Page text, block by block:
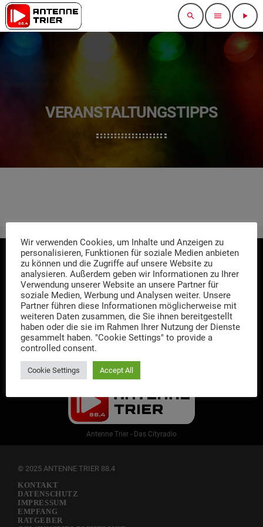
search menu play_arrow
VERANSTALTUNGSTIPPS
INSTAGRAM
Antenne - Instagram
FACEBOOK
Antenne - Facebook
INFOS
redaktion@antenne-trier.com
Antenne Trier - Das Cityradio
© 2025 ANTENNE TRIER 88.4
KONTAKT
DATENSCHUTZ
IMPRESSUM
EMPFANG
RATGEBER
Wir verwenden Cookies, um Inhalte und Anzeigen zu
personalisieren, Funktionen für soziale Medien anbieten
zu können und die Zugriffe auf unsere Website zu
analysieren. Außerdem geben wir Informationen zu Ihrer
Verwendung unserer Website an unsere Partner für
soziale Medien, Werbung und Analysen weiter. Unsere
Partner führen diese Informationen möglicherweise mit
weiteren Daten zusammen, die Sie ihnen bereitgestellt
haben oder die sie im Rahmen Ihrer Nutzung der Dienste
gesammelt haben. "Cookie Settings" to provide a
controlled consent.
Cookie Settings Accept All